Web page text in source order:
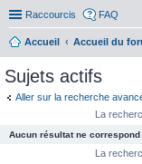
Raccourcis FAQ
Accueil Accueil du
Sujets actifs
Aller sur la recherche
La
Aucun résultat ne
La